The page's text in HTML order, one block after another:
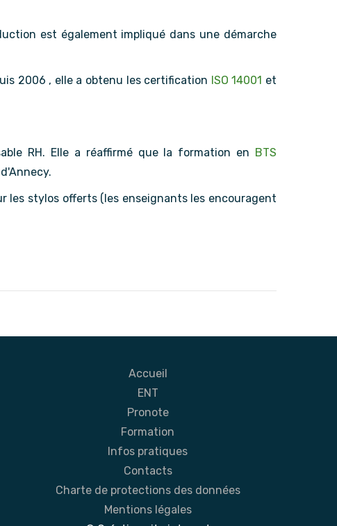
est également impliqué dans une démarche
2006 , elle a obtenu les certification ISO 14001 et
RH. Elle a réaffirmé que la formation en BTS
les stylos offerts (les enseignants les encouragent
Accueil
ENT
Pronote
Formation
Infos pratiques
Contacts
Charte de protections des données
Mentions légales